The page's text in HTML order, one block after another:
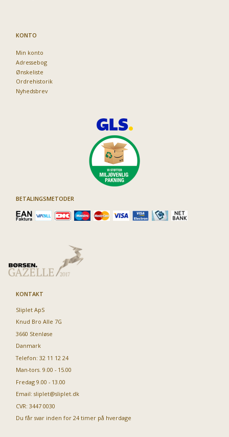
KONTO
Min konto
Adressebog
Ønskeliste
Ordrehistorik
Nyhedsbrev
BETALINGSMETODER
KONTAKT
Sliplet ApS
Knud Bro Alle 7G
3660 Stenløse
Danmark
Telefon: 32 11 12 24
Man-tors. 9.00 - 15.00
Fredag 9.00 - 13.00
Email: sliplet@sliplet.dk
CVR: 3447 0030
Du får svar inden for 24 timer på hverdage